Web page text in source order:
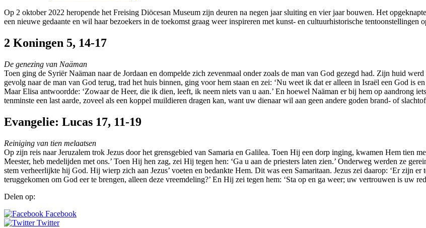
Op 2 oktober 2022 heropende het Freising Diöcesan Museum zijn deuren na negen jaar sluiting en vier jaar bouwen. Het
een nieuwe gedaante en wil haar bezoekers in de toekomst graag weer inspireren met kunst- en cultuurhistorische tentoonstellingen
2 Koningen 5, 14-17
De genezing van Naäman
Toen ging de Syriër Naäman naar de Jordaan en dompelde zich zevenmaal onder zoals de man van God gezegd had. Zijn huid
gevolg naar de man van God terug, trad het huis binnen, ging voor hem staan en zei: ‘Nu weet ik dat er alleen in Israël een God is
Maar Elisa antwoordde: ‘Zowaar de Heer, die ik dien, leeft, ik neem niets van u aan.’ En hoewel Naäman er bij hem op aandrong
tenminste een last aarde, zoveel als een koppel muildieren dragen kan, want uw dienaar wil aan geen andere goden brand- of
Evangelie: Lucas 17, 11-19
Reiniging van tien melaatsen
Op zijn reis naar Jeruzalem trok Jezus door het grensgebied van Samaria en Galilea. Toen Hij een dorp inging, kwamen Hem tien
Meester, heb medelijden met ons.’ Toen Hij hen zag, zei Hij tegen hen: ‘Ga u aan de priesters laten zien.’ Onderweg werden ze
stem verheerlijkte hij God. Hij wierp zich aan Jezus’ voeten en bedankte Hem. Dit was een Samaritaan. Jezus zei daarop: ‘Er zijn
teruggekomen om God eer te brengen, alleen deze vreemdeling?’ En Hij zei tegen hem: ‘Sta op en ga weer; uw vertrouwen is uw
Delen op:
Facebook
Twitter